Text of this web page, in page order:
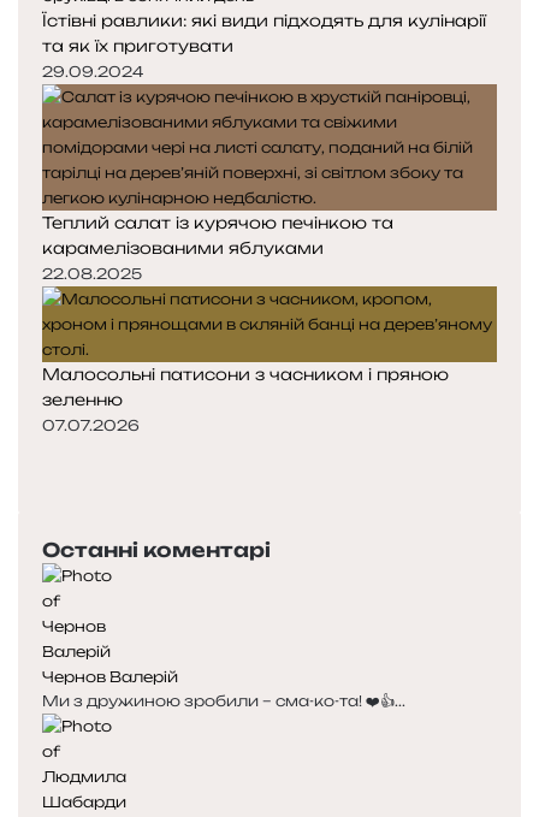
Їстівні равлики: які види підходять для кулінарії
та як їх приготувати
29.09.2024
Теплий салат із курячою печінкою та
карамелізованими яблуками
22.08.2025
Малосольні патисони з часником і пряною
зеленню
07.07.2026
р
е
д
н
я
с
т
о
р
і
н
т
у
п
н
а
с
т
о
р
і
н
Останні коментарі
Чернов Валерій
Ми з дружиною зробили – сма-ко-та! ❤️👍...